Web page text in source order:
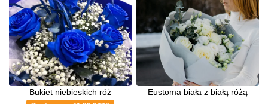
Bukiet niebieskich róż Eustoma biała z białą różą